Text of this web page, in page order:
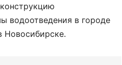
водоотведения в городе
Новосибирске.